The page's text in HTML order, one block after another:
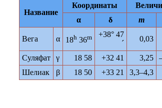
Название
Координаты
α
δ m
Вега α 18h36m
+38° 47
´
0,03
Суляфат γ 18 58 +32 41 3,25
Шелиак
β 18 50 +33 21 3,3–4,3